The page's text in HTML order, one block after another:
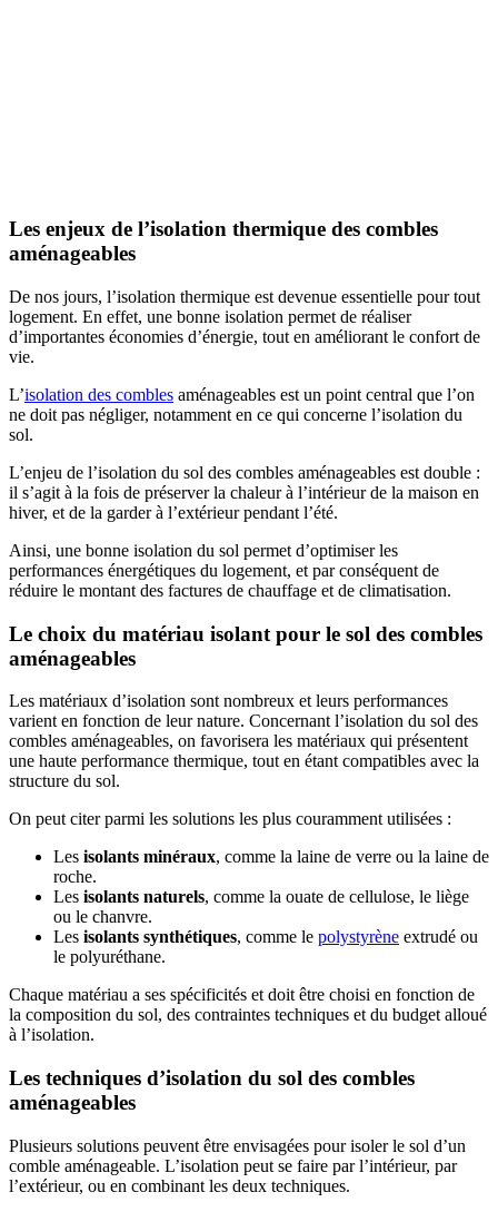
Les enjeux de l’isolation thermique des combles
aménageables
De nos jours, l’isolation thermique est devenue essentielle pour tout
logement. En effet, une bonne isolation permet de réaliser
d’importantes économies d’énergie, tout en améliorant le confort de
vie.
L’isolation des combles aménageables est un point central que l’on
ne doit pas négliger, notamment en ce qui concerne l’isolation du
sol.
L’enjeu de l’isolation du sol des combles aménageables est double :
il s’agit à la fois de préserver la chaleur à l’intérieur de la maison en
hiver, et de la garder à l’extérieur pendant l’été.
Ainsi, une bonne isolation du sol permet d’optimiser les
performances énergétiques du logement, et par conséquent de
réduire le montant des factures de chauffage et de climatisation.
Le choix du matériau isolant pour le sol des combles
aménageables
Les matériaux d’isolation sont nombreux et leurs performances
varient en fonction de leur nature. Concernant l’isolation du sol des
combles aménageables, on favorisera les matériaux qui présentent
une haute performance thermique, tout en étant compatibles avec la
structure du sol.
On peut citer parmi les solutions les plus couramment utilisées :
Les isolants minéraux, comme la laine de verre ou la laine de
roche.
Les isolants naturels, comme la ouate de cellulose, le liège
ou le chanvre.
Les isolants synthétiques, comme le polystyrène extrudé ou
le polyuréthane.
Chaque matériau a ses spécificités et doit être choisi en fonction de
la composition du sol, des contraintes techniques et du budget alloué
à l’isolation.
Les techniques d’isolation du sol des combles
aménageables
Plusieurs solutions peuvent être envisagées pour isoler le sol d’un
comble aménageable. L’isolation peut se faire par l’intérieur, par
l’extérieur, ou en combinant les deux techniques.